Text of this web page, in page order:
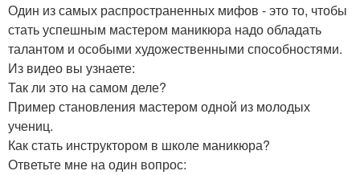
Один из самых распространенных мифов - это то, чтобы
стать успешным мастером маникюра надо обладать
талантом и особыми художественными способностями.
Из видео вы узнаете:
Так ли это на самом деле?
Пример становления мастером одной из молодых
учениц.
Как стать инструктором в школе маникюра?
Ответьте мне на один вопрос: